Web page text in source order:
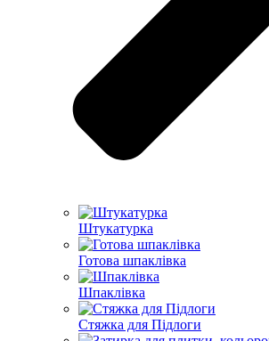
Штукатурка
Готова шпаклівка
Шпаклівка
Стяжка для Підлоги